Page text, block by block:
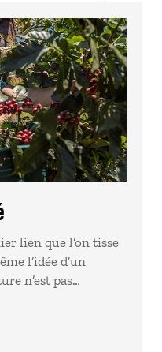
lien que l’on tisse
l’idée d’un
n’est pas…